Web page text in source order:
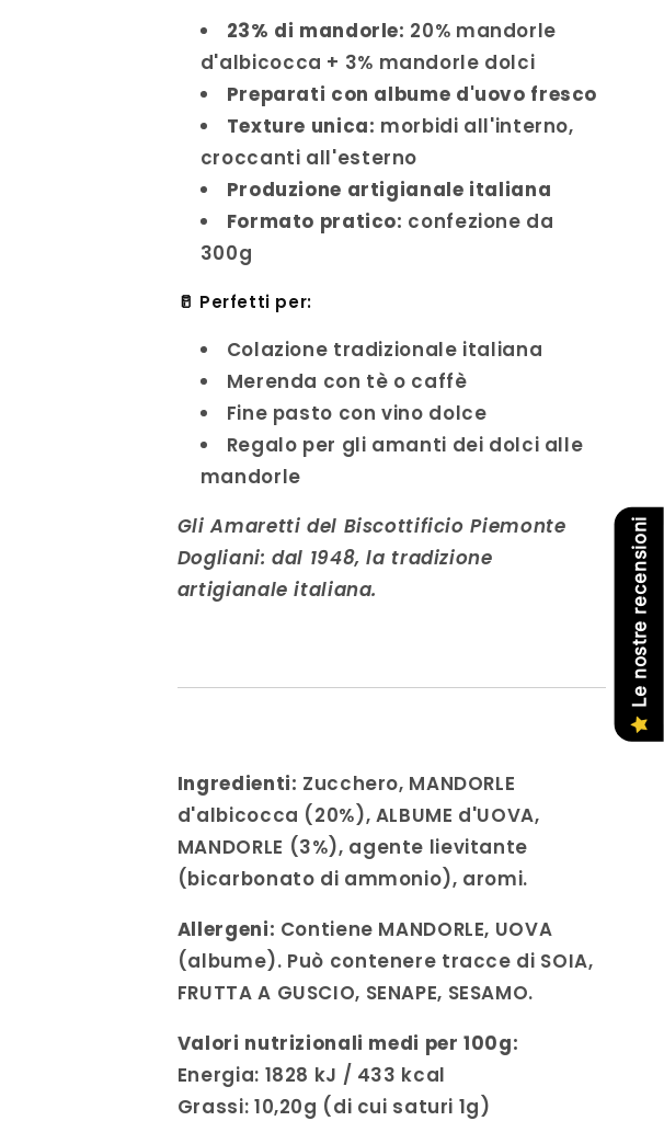
23% di mandorle: 20% mandorle
d'albicocca + 3% mandorle dolci
Preparati con albume d'uovo fresco
Texture unica: morbidi all'interno,
croccanti all'esterno
Produzione artigianale italiana
Formato pratico: confezione da
300g
🥛 Perfetti per:
Colazione tradizionale italiana
Merenda con tè o caffè
Fine pasto con vino dolce
Regalo per gli amanti dei dolci alle
mandorle
Gli Amaretti del Biscottificio Piemonte
Dogliani: dal 1948, la tradizione
artigianale italiana.
Ingredienti: Zucchero, MANDORLE
d'albicocca (20%), ALBUME d'UOVA,
MANDORLE (3%), agente lievitante
(bicarbonato di ammonio), aromi.
Allergeni: Contiene MANDORLE, UOVA
(albume). Può contenere tracce di SOIA,
FRUTTA A GUSCIO, SENAPE, SESAMO.
Valori nutrizionali medi per 100g:
Energia: 1828 kJ / 433 kcal
Grassi: 10,20g (di cui saturi 1g)
Le nostre recensioni